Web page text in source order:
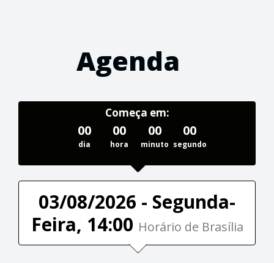
Agenda
Começa em:
00
dia
00
hora
00
minuto
00
segundo
03/08/2026 - Segunda-
Feira, 14:00 Horário de Brasília